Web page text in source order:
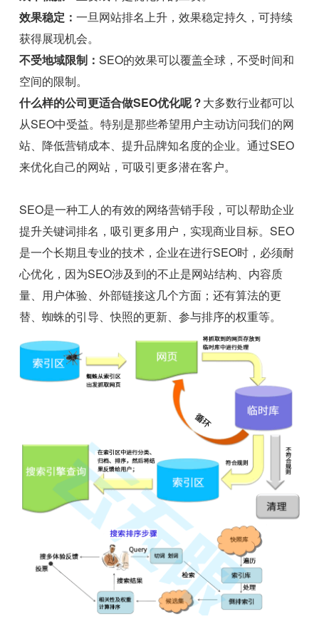
效果稳定：一旦网站排名上升，效果稳定持久，可持续
获得展现机会。
不受地域限制：SEO的效果可以覆盖全球，不受时间和
空间的限制。
什么样的公司更适合做SEO优化呢？大多数行业都可以
从SEO中受益。特别是那些希望用户主动访问我们的网
站、降低营销成本、提升品牌知名度的企业。通过SEO
来优化自己的网站，可吸引更多潜在客户。
SEO是一种工人的有效的网络营销手段，可以帮助企业
提升关键词排名，吸引更多用户，实现商业目标。SEO
是一个长期且专业的技术，企业在进行SEO时，必须耐
心优化，因为SEO涉及到的不止是网站结构、内容质
量、用户体验、外部链接这几个方面；还有算法的更
替、蜘蛛的引导、快照的更新、参与排序的权重等。